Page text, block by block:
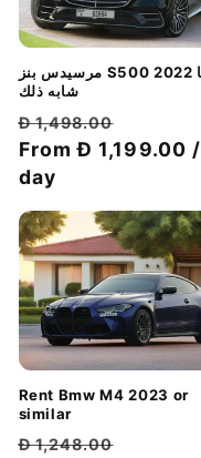
مرسيدس بنز S500 2022 أو ما
شابه ذلك
سعر
عادي
Đ 1,498.00
الخصم
From Đ 1,199.00 /
day
Rent Bmw M4 2023 or
similar
سعر
Đ 1,248.00